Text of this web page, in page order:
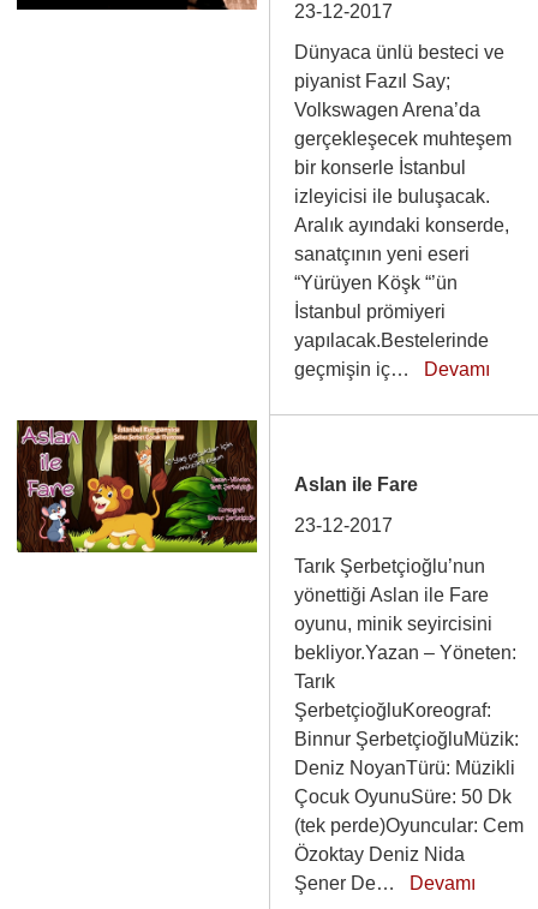
23-12-2017
Dünyaca ünlü besteci ve
piyanist Fazıl Say;
Volkswagen Arena’da
gerçekleşecek muhteşem
bir konserle İstanbul
izleyicisi ile buluşacak.
Aralık ayındaki konserde,
sanatçının yeni eseri
“Yürüyen Köşk “’ün
İstanbul prömiyeri
yapılacak.Bestelerinde
geçmişin iç… Devamı
Aslan ile Fare
23-12-2017
Tarık Şerbetçioğlu’nun
yönettiği Aslan ile Fare
oyunu, minik seyircisini
bekliyor.Yazan – Yöneten:
Tarık
ŞerbetçioğluKoreograf:
Binnur ŞerbetçioğluMüzik:
Deniz NoyanTürü: Müzikli
Çocuk OyunuSüre: 50 Dk
(tek perde)Oyuncular: Cem
Özoktay Deniz Nida
Şener De… Devamı